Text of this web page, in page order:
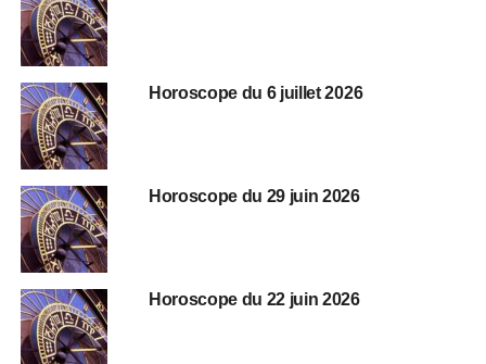
Horoscope du 6 juillet 2026
Horoscope du 29 juin 2026
Horoscope du 22 juin 2026